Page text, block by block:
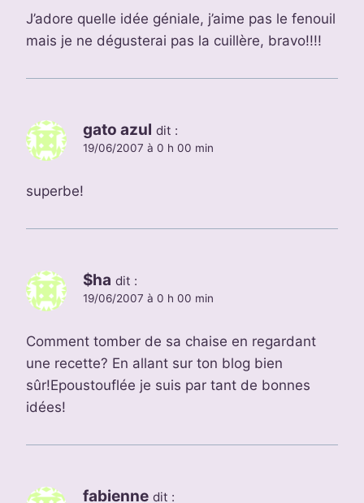
J’adore quelle idée géniale, j’aime pas le fenouil
mais je ne dégusterai pas la cuillère, bravo!!!!
gato azul dit :
19/06/2007 à 0 h 00 min
superbe!
$ha dit :
19/06/2007 à 0 h 00 min
Comment tomber de sa chaise en regardant
une recette? En allant sur ton blog bien
sûr!Epoustouflée je suis par tant de bonnes
idées!
fabienne dit :